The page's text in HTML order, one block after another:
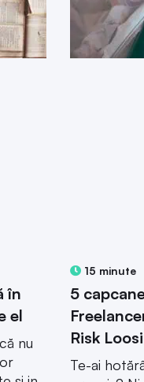
în
el
nu
15 minute
5
Risk
Te-ai